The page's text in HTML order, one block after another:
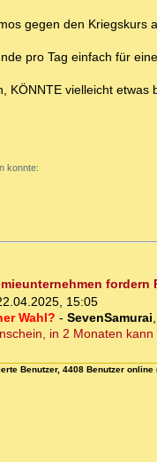
gegen den Kriegskurs
pro Tag einfach für
KÖNNTE vielleicht etwas
konnte:
15:05
Wahl? - SevenSamurai,
in 2 Monaten
Benutzer, 4408 Benutzer